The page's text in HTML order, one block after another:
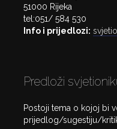
51000 Rijeka
tel:051/ 584 530
Info i prijedlozi:
Predloži
Postoji tema o kojoj bi
prijedlog/sugestiju/